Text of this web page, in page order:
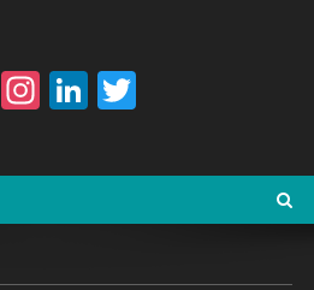
Facebook
Instagram
LinkedIn